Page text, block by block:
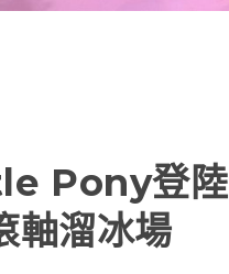
Pony登陸
軸溜冰場